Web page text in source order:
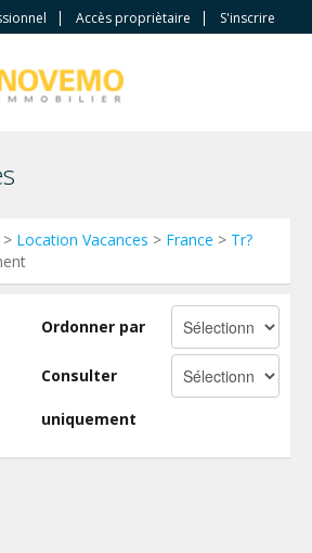
Accès propriètaire S'inscrire
> Location Vacances > France > Tr?
Ordonner par
Consulter
uniquement